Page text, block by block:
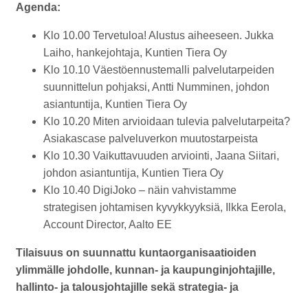
Agenda:
Klo 10.00 Tervetuloa! Alustus aiheeseen. Jukka
Laiho, hankejohtaja, Kuntien Tiera Oy
Klo 10.10 Väestöennustemalli palvelutarpeiden
suunnittelun pohjaksi, Antti Numminen, johdon
asiantuntija, Kuntien Tiera Oy
Klo 10.20 Miten arvioidaan tulevia palvelutarpeita?
Asiakascase palveluverkon muutostarpeista
Klo 10.30 Vaikuttavuuden arviointi, Jaana Siitari,
johdon asiantuntija, Kuntien Tiera Oy
Klo 10.40 DigiJoko – näin vahvistamme
strategisen johtamisen kyvykkyyksiä, Ilkka Eerola,
Account Director, Aalto EE
Tilaisuus on suunnattu kuntaorganisaatioiden
ylimmälle johdolle, kunnan- ja kaupunginjohtajille,
hallinto- ja talousjohtajille sekä strategia- ja